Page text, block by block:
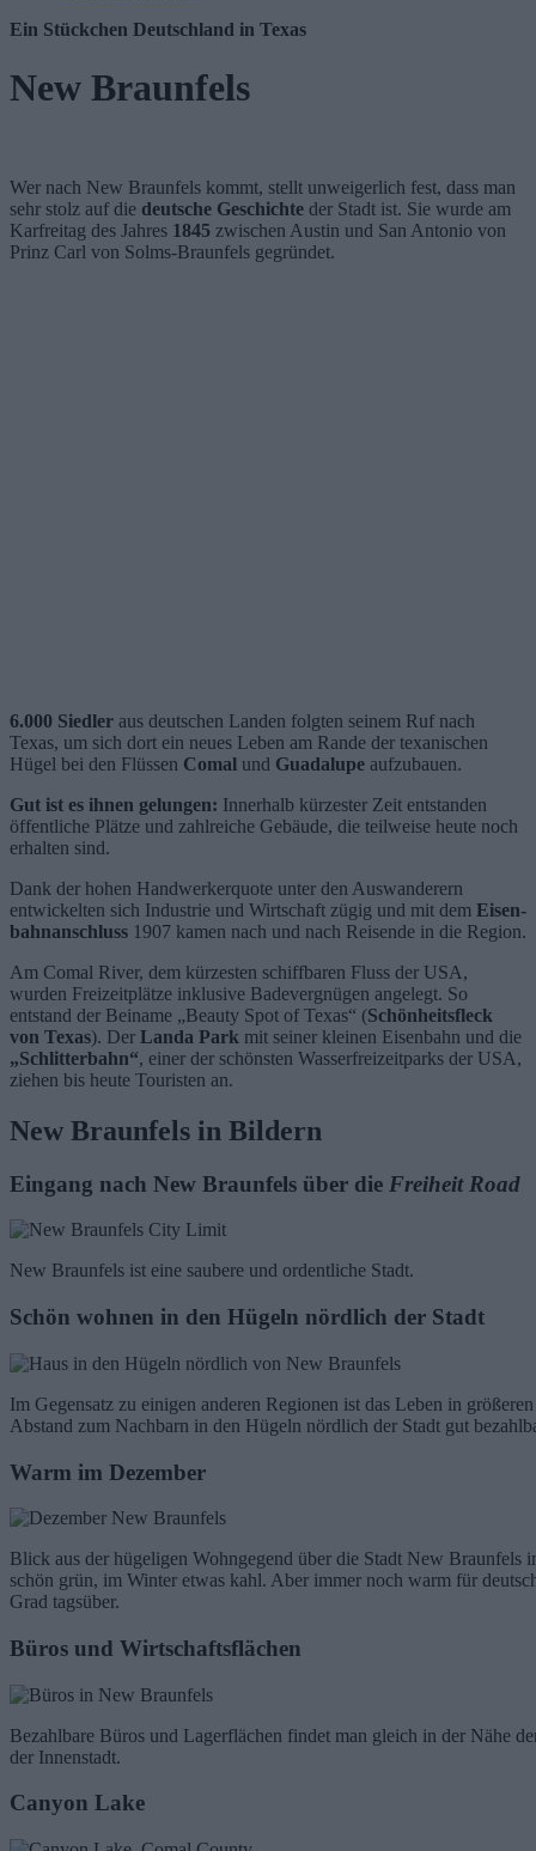
Ein Stückchen Deutschland in Texas
New Braunfels
Wer nach New Braunfels kommt, stellt unweigerlich fest, dass man
sehr stolz auf die deutsche Geschichte der Stadt ist. Sie wurde am
Karfreitag des Jahres 1845 zwischen Austin und San Antonio von
Prinz Carl von Solms-Braunfels gegründet.
6.000 Siedler aus deutschen Landen folgten seinem Ruf nach
Texas, um sich dort ein neues Leben am Rande der texanischen
Hügel bei den Flüssen Comal und Guadalupe aufzubauen.
Gut ist es ihnen gelungen: Innerhalb kürzester Zeit entstanden
öffentliche Plätze und zahlreiche Gebäude, die teilweise heute noch
erhalten sind.
Dank der hohen Handwerkerquote unter den Auswanderern
entwickelten sich Industrie und Wirtschaft zügig und mit dem Eisen­
bahn­anschluss 1907 kamen nach und nach Reisende in die Region.
Am Comal River, dem kürzesten schiffbaren Fluss der USA,
wurden Freizeitplätze inklusive Badevergnügen angelegt. So
entstand der Beiname „Beauty Spot of Texas“ (Schönheitsfleck
von Texas). Der Landa Park mit seiner kleinen Eisenbahn und die
„Schlitterbahn“, einer der schönsten Wasserfreizeitparks der USA,
ziehen bis heute Touristen an.
New Braunfels in Bildern
Eingang nach New Braunfels über die Freiheit Road
New Braunfels ist eine saubere und ordentliche Stadt.
Schön wohnen in den Hügeln nördlich der Stadt
Im Gegensatz zu einigen anderen Regionen ist das Leben in
Abstand zum Nachbarn in den Hügeln nördlich der Stadt gut
Warm im Dezember
Blick aus der hügeligen Wohngegend über die Stadt New Braunfels
schön grün, im Winter etwas kahl. Aber immer noch warm für
Grad tagsüber.
Büros und Wirtschaftsflächen
Bezahlbare Büros und Lagerflächen findet man gleich in der Nähe
der Innenstadt.
Canyon Lake